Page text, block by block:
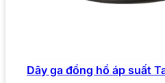
Dây ga đồng hồ áp suất